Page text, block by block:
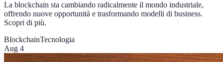
La blockchain sta cambiando radicalmente il mondo industriale,
offrendo nuove opportunità e trasformando modelli di business.
Scopri di più.
BlockchainTecnologia
Aug 4